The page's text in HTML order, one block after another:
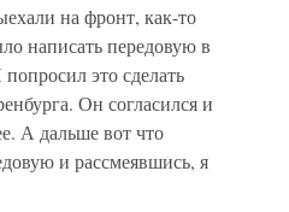
на фронт, как-то
написать передовую в
это сделать
Он согласился и
А дальше вот что
и рассмеявшись, я